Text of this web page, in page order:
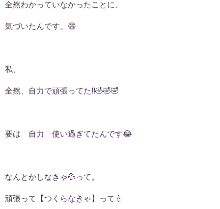
全然わかっていなかったことに、
気づいたんです。😄
私、
全然、自力で頑張ってた!!🤣🤣🤣
要は 自力 使い過ぎてたんです😂
なんとかしなきゃ💦って。
頑張って【つくらなきゃ】って💧